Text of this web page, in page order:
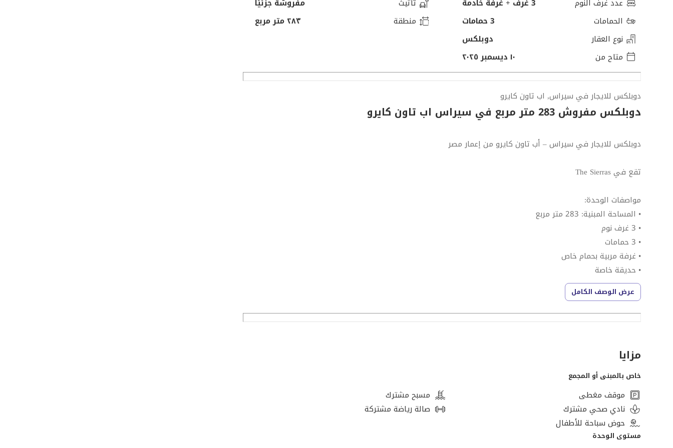
عدد غرف النوم
3 غرف + غرفة خادمة
الحمامات
3 حمامات
نوع العقار
دوبلكس
متاح من
١٠ ديسمبر ٢٠٢٥
تأثيث
مفروشة جزئيًا
منطقة
٢٨٣ متر مربع
دوبلكس للايجار في سيراس, اب تاون كايرو
دوبلكس مفروش 283 متر مربع في سيراس اب تاون كايرو
دوبلكس للايجار في سيراس – أب تاون كايرو من إعمار مصر
تقع في The Sierras
مواصفات الوحدة:
• المساحة المبنية: 283 متر مربع
• 3 غرف نوم
• 3 حمامات
• غرفة مربية بحمام خاص
• حديقة خاصة
تشطيب اعمار ( متشطبة بالكامل )
مفروش بالكامل
أب تاون كايرو – المقطم، القاهرة
يعد أب تاون كايرو من أبرز المشاريع السكنية المتكاملة التي طورتها شركة إعمار مصر، ويقع في قلب القاهرة على ارتفاع
200 متر فوق مستوى سطح البحر، مما يمنحه جوًا نقيًا بعيدًا عن التلوث والازدحام.
موقع استثنائي:
عرض الوصف الكامل
مزايا
خاص بالمبنى أو المجمع
موقف مغطى
مسبح مشترك
نادي صحي مشترك
صالة رياضة مشتركة
حوض سباحة للأطفال
مستوى الوحدة